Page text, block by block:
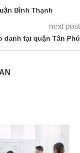
Bình Thạnh
next post
danh tại quận Tân Phú